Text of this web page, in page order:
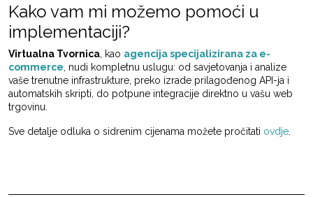
Kako vam mi možemo pomoći u
implementaciji?
Virtualna Tvornica , kao agencija specijalizirana za e-
commerce , nudi kompletnu uslugu: od savjetovanja i analize
vaše trenutne infrastrukture, preko izrade prilagođenog API-ja i
automatskih skripti, do potpune integracije direktno u vašu web
trgovinu.
Sve detalje odluka o sidrenim cijenama možete pročitati ovdje